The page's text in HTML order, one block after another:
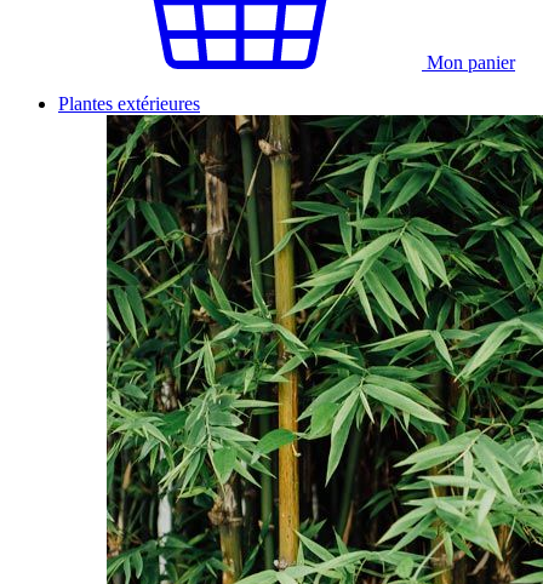
Mon panier
Plantes extérieures